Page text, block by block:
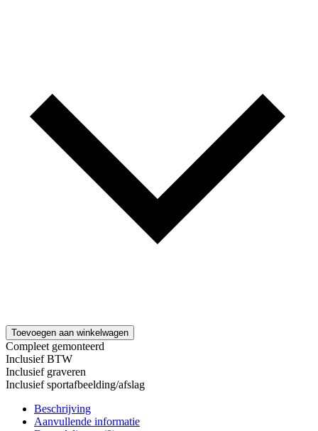
Toevoegen aan winkelwagen
Compleet gemonteerd
Inclusief BTW
Inclusief graveren
Inclusief sportafbeelding/afslag
Beschrijving
Aanvullende informatie